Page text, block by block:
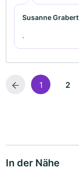
Susanne Grabert
.
1 2
In der Nähe